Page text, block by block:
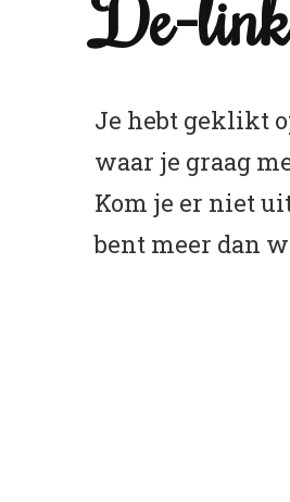
Je hebt geklikt
waar je graag
Kom je er niet
bent meer dan